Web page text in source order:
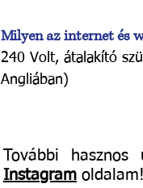
Milyen az internet és
240 Volt, átalakító
Angliában)
További
Instagram